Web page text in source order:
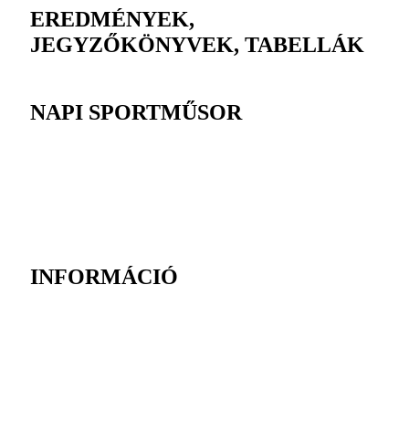
EREDMÉNYEK,
JEGYZŐKÖNYVEK, TABELLÁK
NAPI SPORTMŰSOR
INFORMÁCIÓ